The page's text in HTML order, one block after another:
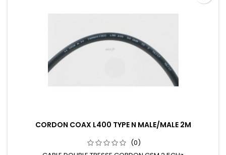
CORDON COAX L400 TYPE N MALE/MALE 2M
(0)